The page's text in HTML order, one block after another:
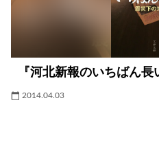
『河北新報のいちばん長
2014.04.03